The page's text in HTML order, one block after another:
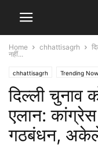
Home chhattisagrh
नहीं...
chhattisagrh Trending Now
दिल्ली चुनाव
एलान:
गठबंधन,